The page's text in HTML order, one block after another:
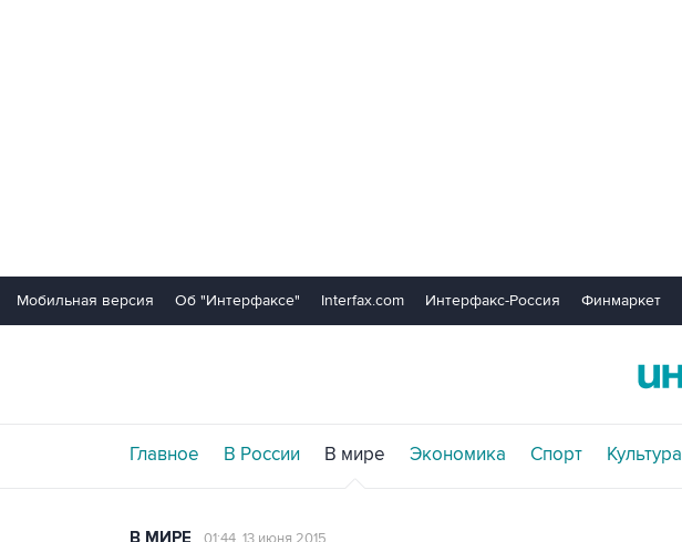
Мобильная версия Об "Интерфаксе" Interfax.com Интерфакс-Россия Финмаркет
Главное В России В мире Экономика Спорт Культура